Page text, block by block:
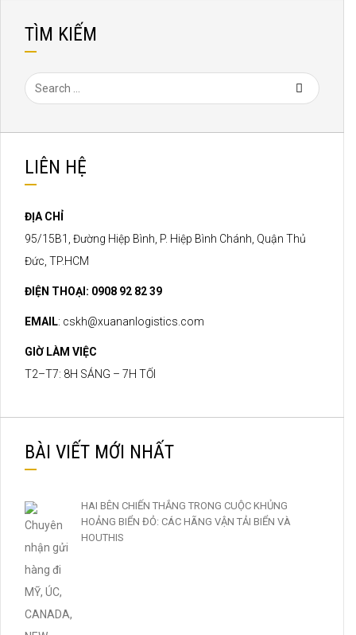
TÌM KIẾM
LIÊN HỆ
ĐỊA CHỈ
95/15B1, Đường Hiệp Bình, P. Hiệp Bình Chánh, Quận Thủ
Đức, TP.HCM
ĐIỆN THOẠI: 0908 92 82 39
EMAIL: cskh@xuananlogistics.com
GIỜ LÀM VIỆC
T2–T7: 8H SÁNG – 7H TỐI
BÀI VIẾT MỚI NHẤT
HAI BÊN CHIẾN THẮNG TRONG CUỘC KHỦNG
HOẢNG BIỂN ĐỎ: CÁC HÃNG VẬN TẢI BIỂN VÀ
HOUTHIS